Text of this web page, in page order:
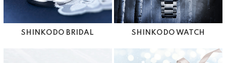
SHINKODO BRIDAL SHINKODO WATCH